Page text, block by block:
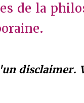
de la
disclaimer.